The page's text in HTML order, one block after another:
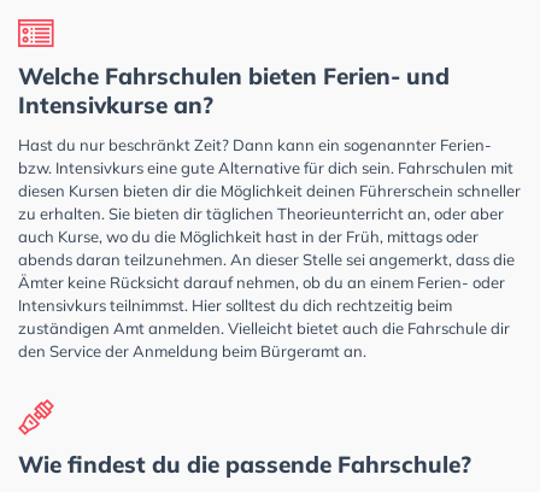
Welche Fahrschulen bieten Ferien- und
Intensivkurse an?
Hast du nur beschränkt Zeit? Dann kann ein sogenannter Ferien-
bzw. Intensivkurs eine gute Alternative für dich sein. Fahrschulen mit
diesen Kursen bieten dir die Möglichkeit deinen Führerschein schneller
zu erhalten. Sie bieten dir täglichen Theorieunterricht an, oder aber
auch Kurse, wo du die Möglichkeit hast in der Früh, mittags oder
abends daran teilzunehmen. An dieser Stelle sei angemerkt, dass die
Ämter keine Rücksicht darauf nehmen, ob du an einem Ferien- oder
Intensivkurs teilnimmst. Hier solltest du dich rechtzeitig beim
zuständigen Amt anmelden. Vielleicht bietet auch die Fahrschule dir
den Service der Anmeldung beim Bürgeramt an.
Wie findest du die passende Fahrschule?